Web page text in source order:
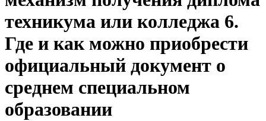
техникума или колледжа 6.
Где и как можно приобрести
официальный документ о
среднем специальном
образовании